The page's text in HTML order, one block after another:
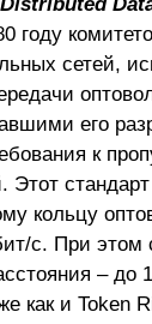
году
сетей,
его
к
Этот
кольцу
с. При этом
– до
как и Token